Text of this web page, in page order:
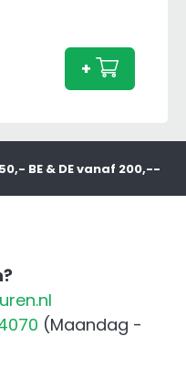
met
aantal
+
BE & DE vanaf 200,--
(Maandag -